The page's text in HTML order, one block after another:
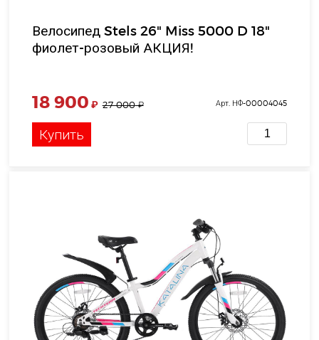
Велосипед Stels 26" Miss 5000 D 18"
фиолет-розовый АКЦИЯ!
18 900 ₽ 27 000₽ Арт. НФ-00004045
Купить